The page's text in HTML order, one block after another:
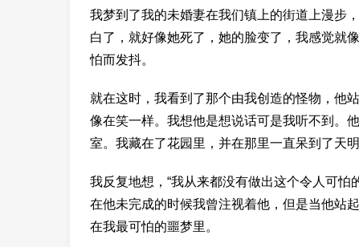
我梦到了我的未婚妻在我们镇上的街道上漫步
白了，就好像她死了，她的脸变了，我感觉就
怕而发抖。
就在这时，我看到了那个由我创造的怪物，他
像在笑一样。我想他是想说话可是我听不到。
室。我藏在了花园里，并在那里一直呆到了天
我反复地想，“我从来都没有做出这个令人可怕
在他未完成的时候我曾注视着他，但是当他站
在我最可怕的噩梦里。